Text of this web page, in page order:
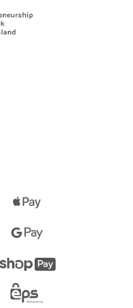
Pay
Google
Pay